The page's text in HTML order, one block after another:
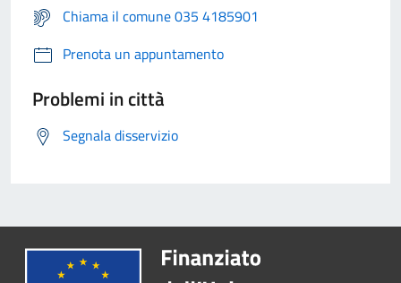
Chiama il comune 035 4185901
Prenota un appuntamento
Problemi in città
Segnala disservizio